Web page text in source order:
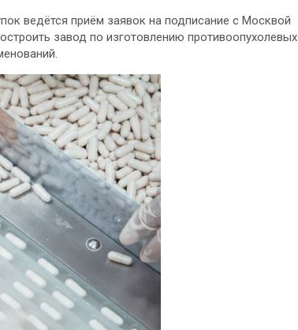
ведётся приём заявок на подписание с Москвой
завод по изготовлению противоопухолевых